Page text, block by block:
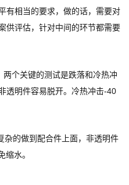
有相当的要求，做的话，需要对
供评估，针对中间的环节都需要
个关键的测试是跌落和冷热冲
透明件容易脱开。冷热冲击-40
杂的做到配合件上面，非透明件
缩水。